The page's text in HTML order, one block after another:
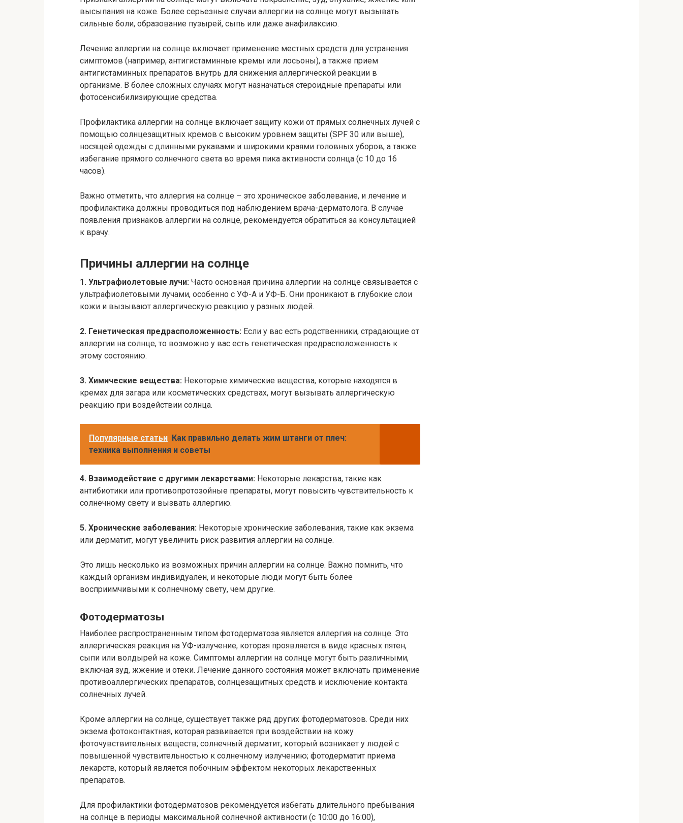
высыпания на коже. Более серьезные случаи аллергии на солнце могут вызывать
сильные боли, образование пузырей, сыпь или даже анафилаксию.
Лечение аллергии на солнце включает применение местных средств для устранения
симптомов (например, антигистаминные кремы или лосьоны), а также прием
антигистаминных препаратов внутрь для снижения аллергической реакции в
организме. В более сложных случаях могут назначаться стероидные препараты или
фотосенсибилизирующие средства.
Профилактика аллергии на солнце включает защиту кожи от прямых солнечных лучей с
помощью солнцезащитных кремов с высоким уровнем защиты (SPF 30 или выше),
носящей одежды с длинными рукавами и широкими краями головных уборов, а также
избегание прямого солнечного света во время пика активности солнца (с 10 до 16
часов).
Важно отметить, что аллергия на солнце – это хроническое заболевание, и лечение и
профилактика должны проводиться под наблюдением врача-дерматолога. В случае
появления признаков аллергии на солнце, рекомендуется обратиться за консультацией
к врачу.
Причины аллергии на солнце
1. Ультрафиолетовые лучи: Часто основная причина аллергии на солнце связывается с
ультрафиолетовыми лучами, особенно с УФ-А и УФ-Б. Они проникают в глубокие слои
кожи и вызывают аллергическую реакцию у разных людей.
2. Генетическая предрасположенность: Если у вас есть родственники, страдающие от
аллергии на солнце, то возможно у вас есть генетическая предрасположенность к
этому состоянию.
3. Химические вещества: Некоторые химические вещества, которые находятся в
кремах для загара или косметических средствах, могут вызывать аллергическую
реакцию при воздействии солнца.
Популярные статьи Как правильно делать жим штанги от плеч:
техника выполнения и советы
4. Взаимодействие с другими лекарствами: Некоторые лекарства, такие как
антибиотики или противопротозойные препараты, могут повысить чувствительность к
солнечному свету и вызвать аллергию.
5. Хронические заболевания: Некоторые хронические заболевания, такие как экзема
или дерматит, могут увеличить риск развития аллергии на солнце.
Это лишь несколько из возможных причин аллергии на солнце. Важно помнить, что
каждый организм индивидуален, и некоторые люди могут быть более
восприимчивыми к солнечному свету, чем другие.
Фотодерматозы
Наиболее распространенным типом фотодерматоза является аллергия на солнце. Это
аллергическая реакция на УФ-излучение, которая проявляется в виде красных пятен,
сыпи или волдырей на коже. Симптомы аллергии на солнце могут быть различными,
включая зуд, жжение и отеки. Лечение данного состояния может включать применение
противоаллергических препаратов, солнцезащитных средств и исключение контакта
солнечных лучей.
Кроме аллергии на солнце, существует также ряд других фотодерматозов. Среди них
экзема фотоконтактная, которая развивается при воздействии на кожу
фоточувствительных веществ; солнечный дерматит, который возникает у людей с
повышенной чувствительностью к солнечному излучению; фотодерматит приема
лекарств, который является побочным эффектом некоторых лекарственных
препаратов.
Для профилактики фотодерматозов рекомендуется избегать длительного пребывания
на солнце в периоды максимальной солнечной активности (с 10:00 до 16:00),